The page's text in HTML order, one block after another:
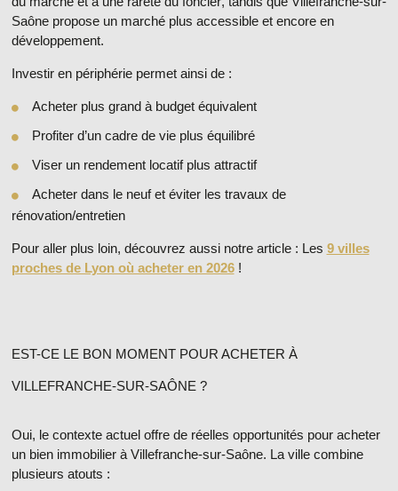
Saône propose un marché plus accessible et encore en
développement.
Investir en périphérie permet ainsi de :
Acheter plus grand à budget équivalent
Profiter d’un cadre de vie plus équilibré
Viser un rendement locatif plus attractif
Acheter dans le neuf et éviter les travaux de
rénovation/entretien
Pour aller plus loin, découvrez aussi notre article : Les 9 villes
proches de Lyon où acheter en 2026!
EST-CE LE BON MOMENT POUR ACHETER À
VILLEFRANCHE-SUR-SAÔNE ?
Oui, le contexte actuel offre de réelles opportunités pour acheter
un bien immobilier à Villefranche-sur-Saône. La ville combine
plusieurs atouts :